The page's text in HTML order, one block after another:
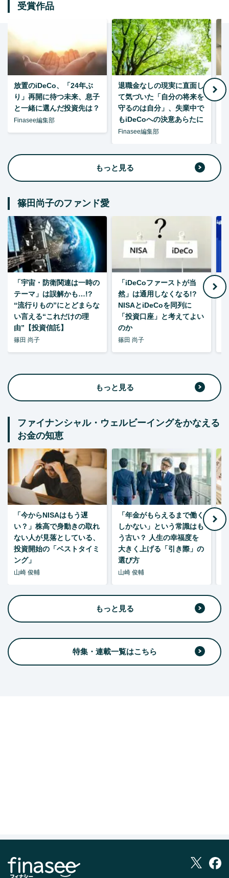
受賞作品
放置のiDeCo、「24年ぶ
り」再開に待つ未来、息子
と一緒に選んだ投資先は？
Finasee編集部
退職金なしの現実に直面し
て気づいた「自分の将来を
守るのは自分」、失業中で
もiDeCoへの決意あらたに
Finasee編集部
もっと見る
篠田尚子のファンド愛
「宇宙・防衛関連は一時の
テーマ」は誤解かも…!?
“流行りもの”にとどまらな
い言える“これだけの理
由”【投資信託】
篠田 尚子
「iDeCoファーストが当
然」は通用しなくなる!?
NISAとiDeCoを同列に
「投資口座」と考えてよい
のか
篠田 尚子
もっと見る
ファイナンシャル・ウェルビーイングをかなえる
お金の知恵
「今からNISAはもう遅
い？」株高で身動きの取れ
ない人が見落としている、
投資開始の「ベストタイミ
ング」
山崎 俊輔
「年金がもらえるまで働く
しかない」という常識はも
う古い？ 人生の幸福度を
大きく上げる「引き際」の
選び方
山崎 俊輔
もっと見る
特集・連載一覧はこちら